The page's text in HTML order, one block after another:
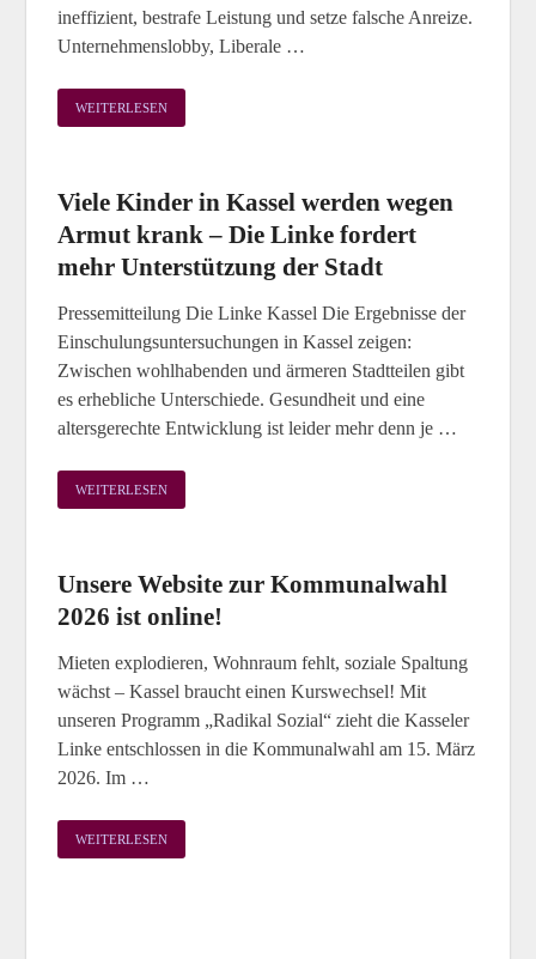
ineffizient, bestrafe Leistung und setze falsche Anreize.
Unternehmenslobby, Liberale …
WEITERLESEN
Viele Kinder in Kassel werden wegen
Armut krank – Die Linke fordert
mehr Unterstützung der Stadt
Pressemitteilung Die Linke Kassel Die Ergebnisse der
Einschulungsuntersuchungen in Kassel zeigen:
Zwischen wohlhabenden und ärmeren Stadtteilen gibt
es erhebliche Unterschiede. Gesundheit und eine
altersgerechte Entwicklung ist leider mehr denn je …
WEITERLESEN
Unsere Website zur Kommunalwahl
2026 ist online!
Mieten explodieren, Wohnraum fehlt, soziale Spaltung
wächst – Kassel braucht einen Kurswechsel! Mit
unseren Programm „Radikal Sozial“ zieht die Kasseler
Linke entschlossen in die Kommunalwahl am 15. März
2026. Im …
WEITERLESEN